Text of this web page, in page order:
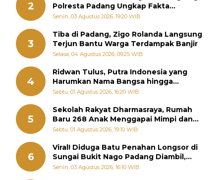
2
Polresta Padang Ungkap Fakta
Sebenarnya
Senin, 03 Agustus 2026, 19:20 WIB
3
Tiba di Padang, Zigo Rolanda Langsung
Terjun Bantu Warga Terdampak Banjir
Selasa, 04 Agustus 2026, 09:25 WIB
4
Ridwan Tulus, Putra Indonesia yang
Harumkan Nama Bangsa hingga
Diabadikan dalam Buku Jepang
Sabtu, 01 Agustus 2026, 16:20 WIB
5
Sekolah Rakyat Dharmasraya, Rumah
Baru 268 Anak Menggapai Mimpi dan
Memutus Rantai Kemiskinan
Sabtu, 01 Agustus 2026, 19:10 WIB
6
Viral! Diduga Batu Penahan Longsor di
Sungai Bukit Nago Padang Diambil,
Warga Khawatir Bencana Terulang
Senin, 03 Agustus 2026, 16:10 WIB